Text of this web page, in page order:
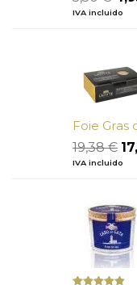
con
de 5
IVA incluido
Foie Gras
19,38€ El
IVA incluido